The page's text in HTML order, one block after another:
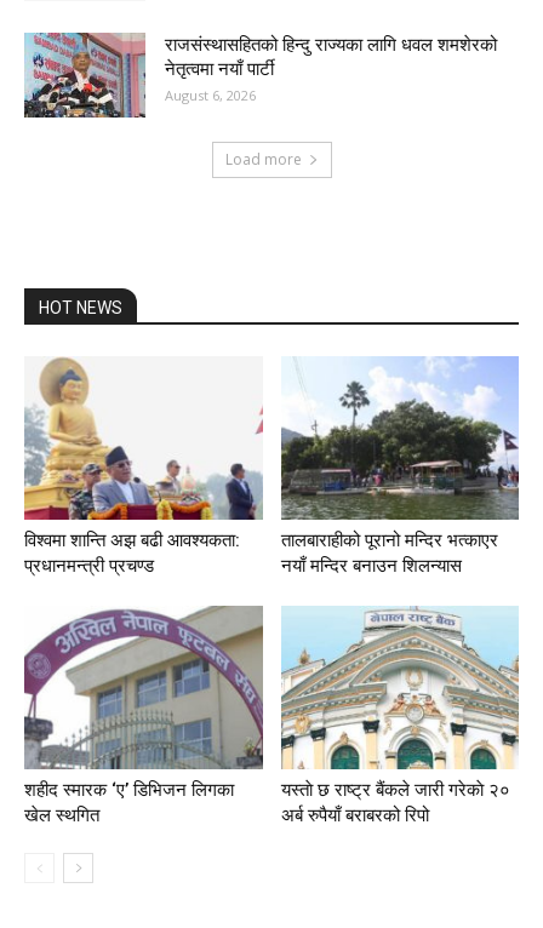
राजसंस्थासहितको हिन्दु राज्यका लागि धवल शमशेरको
नेतृत्वमा नयाँ पार्टी
August 6, 2026
Load more
HOT NEWS
विश्वमा शान्ति अझ बढी आवश्यकता:
प्रधानमन्त्री प्रचण्ड
तालबाराहीको पूरानो मन्दिर भत्काएर
नयाँ मन्दिर बनाउन शिलन्यास
शहीद स्मारक ‘ए’ डिभिजन लिगका
खेल स्थगित
यस्ताे छ राष्ट्र बैंकले जारी गरेकाे २०
अर्ब रुपैयाँ बराबरको रिपो